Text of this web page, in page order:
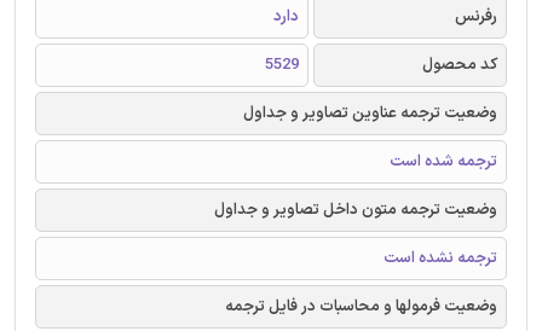
رفرنس
دارد
کد محصول
5529
وضعیت ترجمه عناوین تصاویر و جداول
ترجمه شده است
وضعیت ترجمه متون داخل تصاویر و جداول
ترجمه نشده است
وضعیت فرمولها و محاسبات در فایل ترجمه